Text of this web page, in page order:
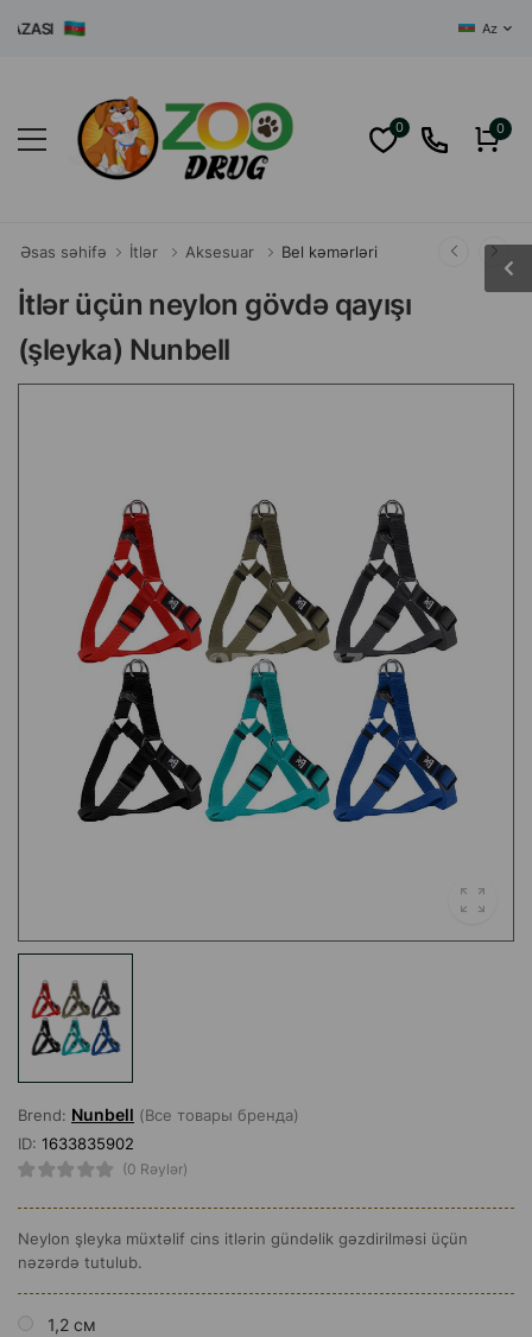
Az
0 0
Əsas səhifə İtlər Aksesuar Bel kəmərləri
İtlər üçün neylon gövdə qayışı
(şleyka) Nunbell
Brend: Nunbell (Все товары бренда)
ID: 1633835902
(0 Rəylər)
Neylon şleyka müxtəlif cins itlərin gündəlik gəzdirilməsi üçün
nəzərdə tutulub.
1,2 см